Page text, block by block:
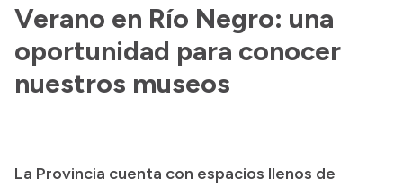
Discursos en la Legislatura
Casa de Gobierno
Acerca de Río Negro
Verano en Río Negro: una
oportunidad para conocer
nuestros museos
La Provincia cuenta con espacios llenos de